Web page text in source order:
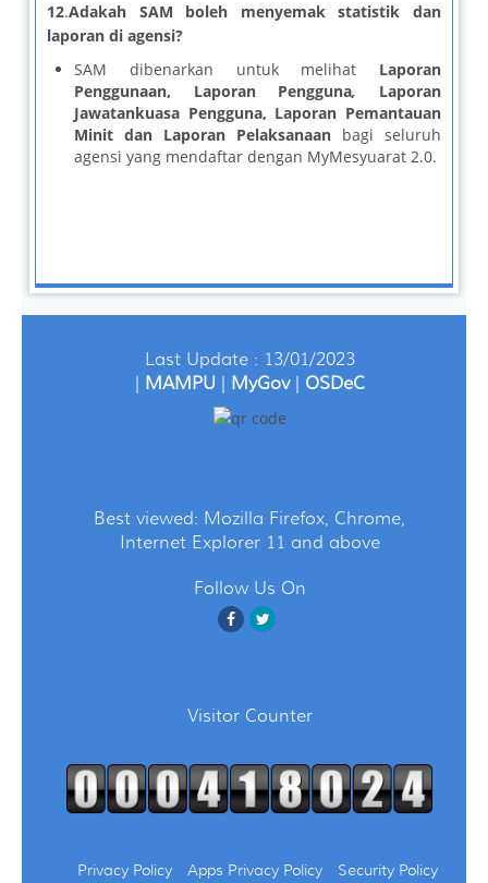
12.Adakah SAM boleh menyemak statistik dan
laporan di agensi?
SAM dibenarkan untuk melihat Laporan
Penggunaan, Laporan Pengguna, Laporan
Jawatankuasa Pengguna, Laporan Pemantauan
Minit dan Laporan Pelaksanaan bagi seluruh
agensi yang mendaftar dengan MyMesyuarat 2.0.
Last Update : 13/01/2023
MAMPU MyGov OSDeC
Best viewed: Mozilla Firefox, Chrome,
Internet Explorer 11 and above
Follow Us On
Visitor Counter
Privacy Policy Apps Privacy Policy Security Policy